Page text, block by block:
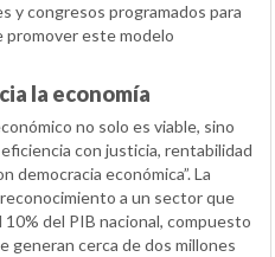
y congresos programados para
promover este modelo
la economía
no solo es viable, sino
con justicia, rentabilidad
democracia económica”. La
a un sector que
del PIB nacional, compuesto
generan cerca de dos millones